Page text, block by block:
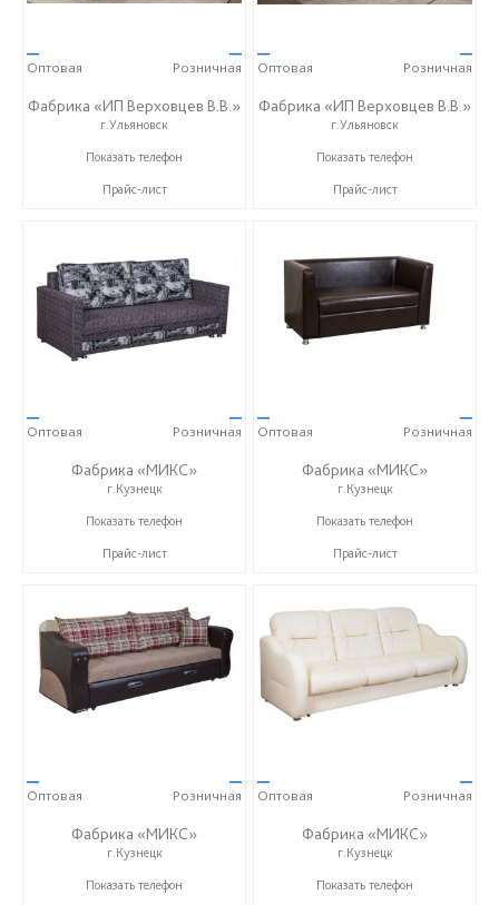
—
Оптовая
—
Розничная
Фабрика «ИП Верховцев В.В.»
г.Ульяновск
8-987-637-27-82
Показать телефон
Прайс-лист
—
Оптовая
—
Розничная
Фабрика «ИП Верховцев В.В.»
г.Ульяновск
8-987-637-27-82
Показать телефон
Прайс-лист
—
Оптовая
—
Розничная
Фабрика «МИКС»
г.Кузнецк
+7 (937) 423-36-37
Показать телефон
Прайс-лист
—
Оптовая
—
Розничная
Фабрика «МИКС»
г.Кузнецк
+7 (937) 423-36-37
Показать телефон
Прайс-лист
—
Оптовая
—
Розничная
Фабрика «МИКС»
г.Кузнецк
+7 (937) 423-36-37
Показать телефон
—
Оптовая
—
Розничная
Фабрика «МИКС»
г.Кузнецк
+7 (937) 423-36-37
Показать телефон